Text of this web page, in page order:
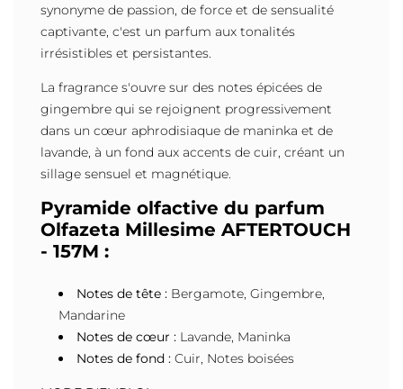
synonyme de passion, de force et de sensualité
captivante, c'est un parfum aux tonalités
irrésistibles et persistantes.
La fragrance s'ouvre sur des notes épicées de
gingembre qui se rejoignent progressivement
dans un cœur aphrodisiaque de maninka et de
lavande, à un fond aux accents de cuir, créant un
sillage sensuel et magnétique.
Pyramide olfactive du parfum
Olfazeta Millesime AFTERTOUCH
- 157M :
Notes de tête : Bergamote, Gingembre,
Mandarine
Notes de cœur : Lavande, Maninka
Notes de fond : Cuir, Notes boisées